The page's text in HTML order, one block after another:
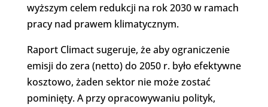
wyższym celem redukcji na rok 2030 w ramach
pracy nad prawem klimatycznym.
Raport Climact sugeruje, że aby ograniczenie
emisji do zera (netto) do 2050 r. było efektywne
kosztowo, żaden sektor nie może zostać
pominięty. A przy opracowywaniu polityk,